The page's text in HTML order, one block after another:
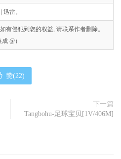
雷。
侵犯到您的权益, 请联系作者删除。
@）
赞(22)
下一篇
Tangbohu-足球宝贝[1V/406M]